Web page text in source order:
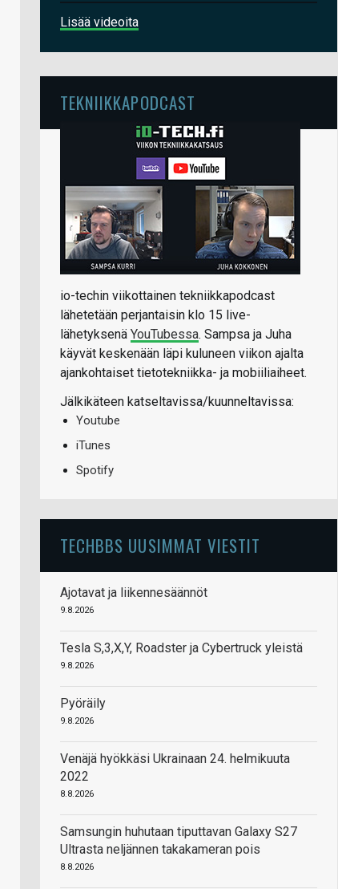
Lisää videoita
TEKNIIKKAPODCAST
io-techin viikottainen tekniikkapodcast
lähetetään perjantaisin klo 15 live-
lähetyksenä YouTubessa. Sampsa ja Juha
käyvät keskenään läpi kuluneen viikon ajalta
ajankohtaiset tietotekniikka- ja mobiiliaiheet.
Jälkikäteen katseltavissa/kuunneltavissa:
Youtube
iTunes
Spotify
TECHBBS UUSIMMAT VIESTIT
Ajotavat ja liikennesäännöt
9.8.2026
Tesla S,3,X,Y, Roadster ja Cybertruck yleistä
9.8.2026
Pyöräily
9.8.2026
Venäjä hyökkäsi Ukrainaan 24. helmikuuta
2022
8.8.2026
Samsungin huhutaan tiputtavan Galaxy S27
Ultrasta neljännen takakameran pois
8.8.2026